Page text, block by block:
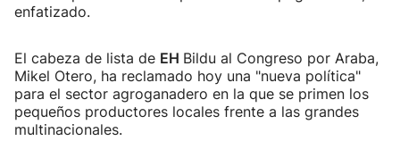
enfatizado.
El cabeza de lista de EH Bildu al Congreso por Araba,
Mikel Otero, ha reclamado hoy una "nueva política"
para el sector agroganadero en la que se primen los
pequeños productores locales frente a las grandes
multinacionales.